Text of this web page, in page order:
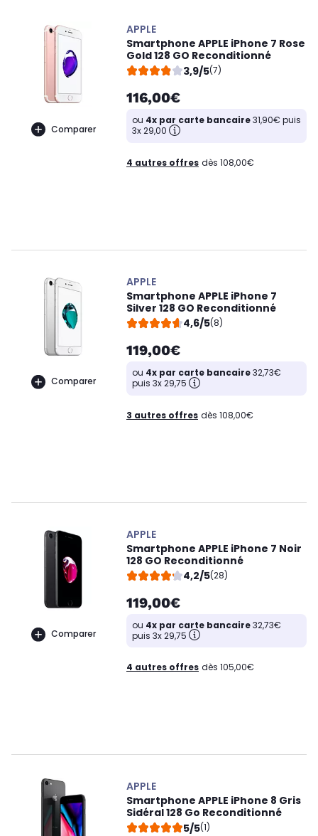
Comparer
APPLE
Smartphone APPLE iPhone 7 Rose
Gold 128 GO Reconditionné
3,9/5(7)
116,00€
ou 4x par carte bancaire31,90€ puis
3x 29,00
4 autres offres dès 108,00€
Comparer
APPLE
Smartphone APPLE iPhone 7
Silver 128 GO Reconditionné
4,6/5(8)
119,00€
ou 4x par carte bancaire32,73€
puis 3x 29,75
3 autres offres dès 108,00€
Comparer
APPLE
Smartphone APPLE iPhone 7 Noir
128 GO Reconditionné
4,2/5(28)
119,00€
ou 4x par carte bancaire32,73€
puis 3x 29,75
4 autres offres dès 105,00€
APPLE
Smartphone APPLE iPhone 8 Gris
Sidéral 128 Go Reconditionné
5/5(1)